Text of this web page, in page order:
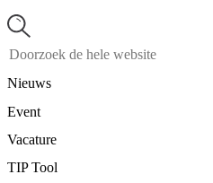
Nieuws
Event
Vacature
TIP Tool